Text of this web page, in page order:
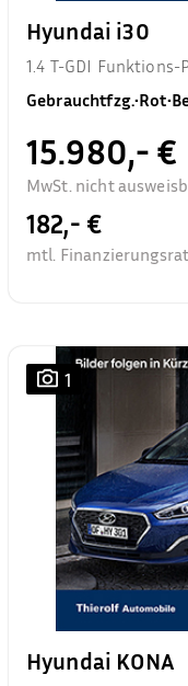
Hyundai i30
1.4 T-GDI Funktions-
Gebrauchtfzg.•Rot•
15.980,- €
MwSt. nicht
182,- €
mtl.
1
Hyundai KONA